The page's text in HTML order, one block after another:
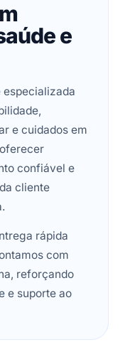
e
especializada
e cuidados em
confiável e
cliente
rápida
com
reforçando
e suporte ao